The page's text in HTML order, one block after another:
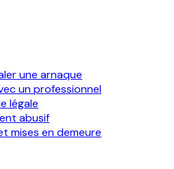
une arnaque
un professionnel
légale
abusif
mises en demeure